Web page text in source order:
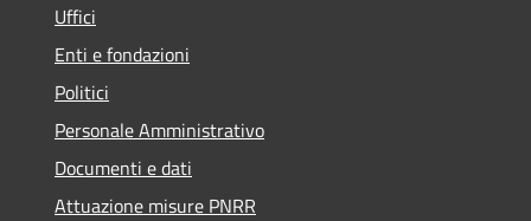
Uffici
Enti e fondazioni
Politici
Personale Amministrativo
Documenti e dati
Attuazione misure PNRR